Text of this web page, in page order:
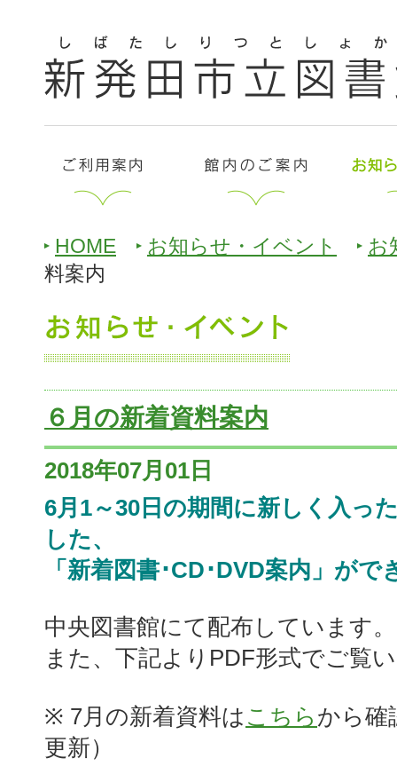
HOME お知らせ・イベント
お
料案内
６月の新着資料案内
2018年07月01日
6月1～30日の期間に新しく入っ
した、
「新着図書･CD･DVD案内」がで
中央図書館にて配布しています。
また、下記よりPDF形式でご覧
※ 7月の新着資料は こちら から確
更新）